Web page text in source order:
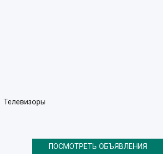
Телевизоры
ПОСМОТРЕТЬ ОБЪЯВЛЕНИЯ